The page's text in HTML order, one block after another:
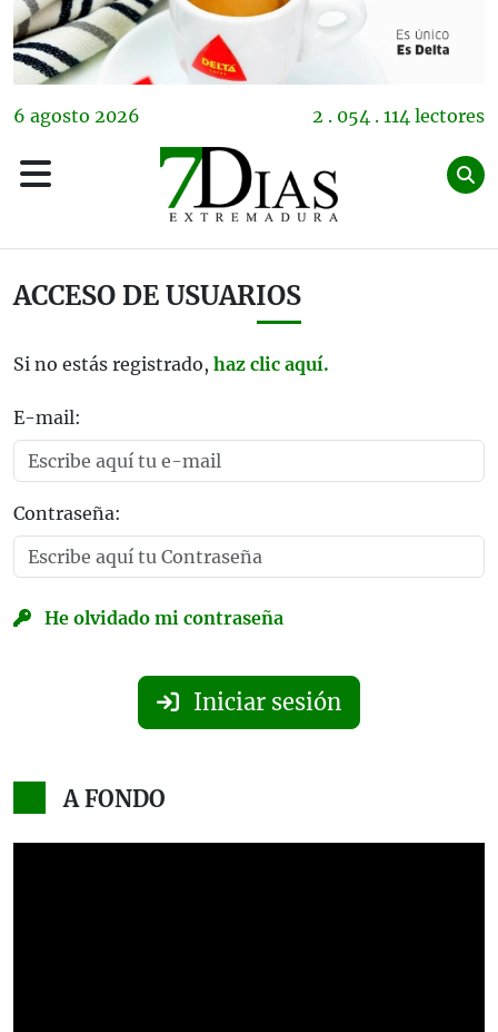
6 agosto 2026 2 . 054 . 114 lectores
ACCESO DE USUARIOS
Si no estás registrado, haz clic aquí.
E-mail:
Contraseña:
He olvidado mi contraseña
Iniciar sesión
A FONDO